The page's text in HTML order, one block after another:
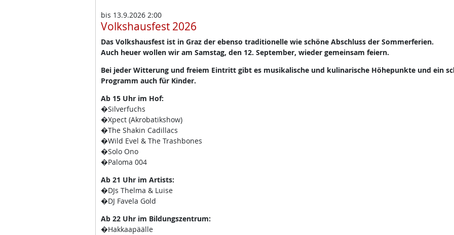
bis 13.9.2026 2:00
Volkshausfest 2026
Das Volkshausfest ist in Graz der ebenso traditionelle wie schöne Abschluss der Sommerferien.
Auch heuer wollen wir am Samstag, den 12. September, wieder gemeinsam feiern.
Bei jeder Witterung und freiem Eintritt gibt es musikalische und kulinarische Höhepunkte und ein
Programm auch für Kinder.
Ab 15 Uhr im Hof:
�Silverfuchs
�Xpect (Akrobatikshow)
�The Shakin Cadillacs
�Wild Evel & The Trashbones
�Solo Ono
�Paloma 004
Ab 21 Uhr im Artists:
�DJs Thelma & Luise
�DJ Favela Gold
Ab 22 Uhr im Bildungszentrum:
�Hakkaapäälle